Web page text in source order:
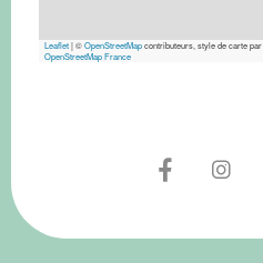
Leaflet|©OpenStreetMapcontributeurs, style de carte par
OpenStreetMap France